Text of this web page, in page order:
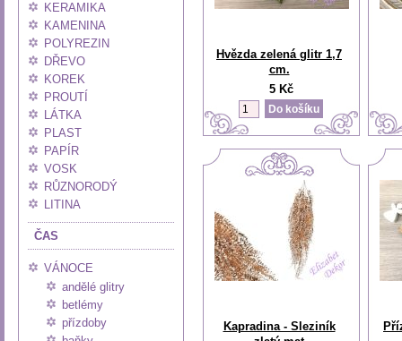
KERAMIKA
KAMENINA
POLYREZIN
DŘEVO
KOREK
PROUTÍ
LÁTKA
PLAST
PAPÍR
VOSK
RŮZNORODÝ
LITINA
ČAS
VÁNOCE
andělé glitry
betlémy
přízdoby
Hvězda zelená glitr 1,7
cm.
5 Kč
Kapradina - Sleziník